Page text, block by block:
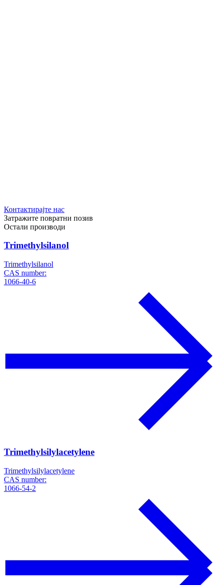
Контактирајте нас
Затражите повратни позив
Остали производи
Trimethylsilanol
Trimethylsilanol
CAS number:
1066-40-6
Trimethylsilylacetylene
Trimethylsilylacetylene
CAS number:
1066-54-2